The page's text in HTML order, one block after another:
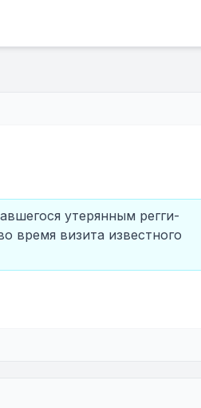
утерянным регги-
время визита известного